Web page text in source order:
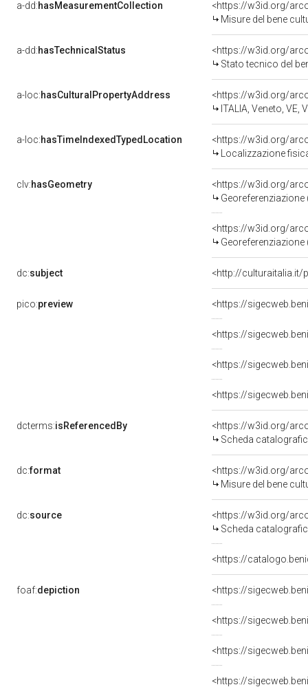
a-dd:hasMeasurementCollection
<https://w3id.org/
Misure del bene
a-dd:hasTechnicalStatus
<https://w3id.org/
Stato tecnico del
a-loc:hasCulturalPropertyAddress
<https://w3id.org/
ITALIA, Veneto, VE,
a-loc:hasTimeIndexedTypedLocation
<https://w3id.org/
Localizzazione
clv:hasGeometry
<https://w3id.org/
<https://w3id.org/
Georeferenziazione
dc:subject <http://culturaitalia.it/
pico:preview <https://
<https://
<https://
<https://
dcterms:isReferencedBy
<https://w3id.org/
Scheda
dc:format
<https://w3id.org/
Misure del bene
dc:source
<https://w3id.org/
Scheda
<https://
foaf:depiction <https://
<https://
<https://
<https://